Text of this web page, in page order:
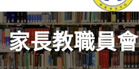
家長教職員會